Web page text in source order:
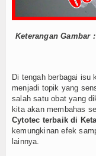
Dokumen B
Dokumen C
Video
Keterangan Gambar :
Di tengah berbagai isu
menjadi topik yang
salah satu obat yang
kita akan membahas
Cytotec terbaik di
kemungkinan efek
lainnya.